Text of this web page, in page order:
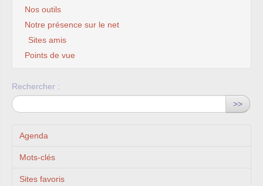
Nos outils
Notre présence sur le net
Sites amis
Points de vue
Rechercher :
>>
Agenda
Mots-clés
Sites favoris